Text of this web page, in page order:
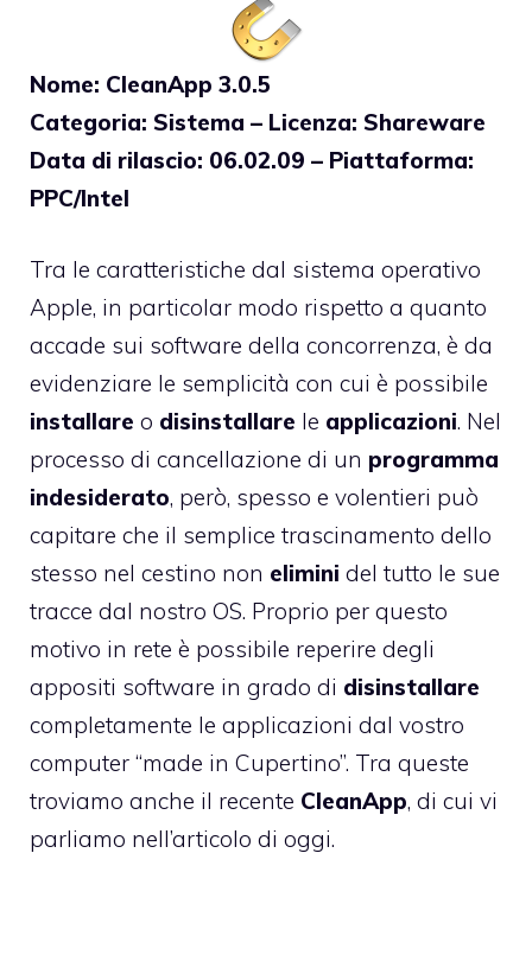
Nome: CleanApp 3.0.5
Categoria: Sistema – Licenza: Shareware
Data di rilascio: 06.02.09 – Piattaforma:
PPC/Intel
Tra le caratteristiche dal sistema operativo
Apple, in particolar modo rispetto a quanto
accade sui software della concorrenza, è da
evidenziare le semplicità con cui è possibile
installare o disinstallare le applicazioni. Nel
processo di cancellazione di un programma
indesiderato, però, spesso e volentieri può
capitare che il semplice trascinamento dello
stesso nel cestino non elimini del tutto le sue
tracce dal nostro OS. Proprio per questo
motivo in rete è possibile reperire degli
appositi software in grado di disinstallare
completamente le applicazioni dal vostro
computer “made in Cupertino”. Tra queste
troviamo anche il recente CleanApp, di cui vi
parliamo nell’articolo di oggi.